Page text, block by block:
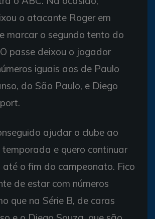
o atacante Roger em
marcar o segundo tento do
passe deixou o jogador
iguais aos de Paulo
do São Paulo, e Diego
ajudar o clube ao
e quero continuar
até o fim do campeonato. Fico
de estar com números
que na Série B, de caras